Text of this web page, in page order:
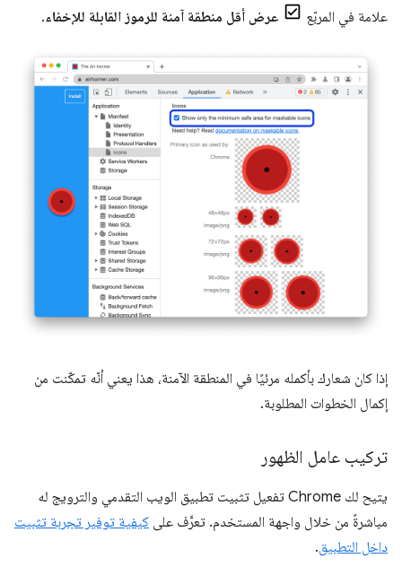
علامة في المربّع
عرض أقل منطقة آمنة للرموز القابلة للإخفاء.
إذا كان شعارك بأكمله مرئيًا في المنطقة الآمنة، هذا يعني أنّه تمكّنت من
إكمال الخطوات المطلوبة.
تركيب عامل الظهور
يتيح لك Chrome تفعيل تثبيت تطبيق الويب التقدمي والترويج له
مباشرةً من خلال واجهة المستخدم. تعرَّف على كيفية توفير تجربة تثبيت
داخل التطبيق.